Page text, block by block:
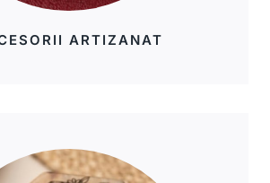
ARTIZANAT